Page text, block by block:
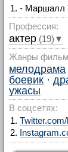
- Маршалл
Профессия:
актер (19)▼
Жанры
мелодрама
боевик ·
ужасы
В соцсетях: